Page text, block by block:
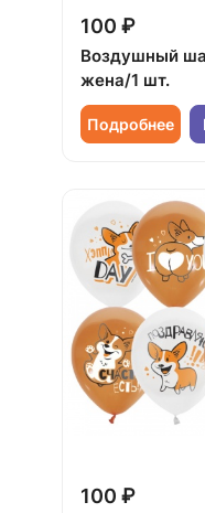
100 ₽
Воздушный
жена/1 шт.
Подробнее
100 ₽